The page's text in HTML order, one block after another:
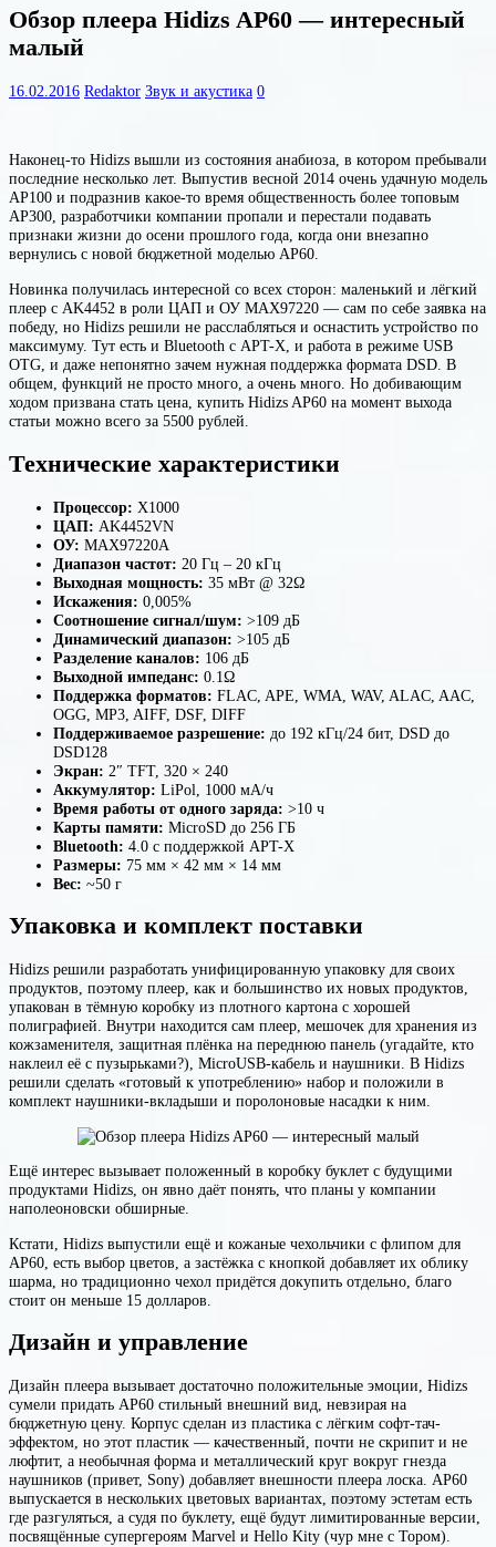
Обзор плеера Hidizs AP60 — интересный
малый
16.02.2016 Redaktor Звук и акустика 0
Наконец-то Hidizs вышли из состояния анабиоза, в котором пребывали
последние несколько лет. Выпустив весной 2014 очень удачную модель
AP100 и подразнив какое-то время общественность более топовым
AP300, разработчики компании пропали и перестали подавать
признаки жизни до осени прошлого года, когда они внезапно
вернулись с новой бюджетной моделью AP60.
Новинка получилась интересной со всех сторон: маленький и лёгкий
плеер с AK4452 в роли ЦАП и ОУ MAX97220 — сам по себе заявка на
победу, но Hidizs решили не расслабляться и оснастить устройство по
максимуму. Тут есть и Bluetooth с APT-X, и работа в режиме USB
OTG, и даже непонятно зачем нужная поддержка формата DSD. В
общем, функций не просто много, а очень много. Но добивающим
ходом призвана стать цена, купить Hidizs AP60 на момент выхода
статьи можно всего за 5500 рублей.
Технические характеристики
Процессор: X1000
ЦАП: AK4452VN
ОУ: MAX97220A
Диапазон частот: 20 Гц – 20 кГц
Выходная мощность: 35 мВт @ 32Ω
Искажения: 0,005%
Соотношение сигнал/шум: >109 дБ
Динамический диапазон: >105 дБ
Разделение каналов: 106 дБ
Выходной импеданс: 0.1Ω
Поддержка форматов: FLAC, APE, WMA, WAV, ALAC, AAC,
OGG, MP3, AIFF, DSF, DIFF
Поддерживаемое разрешение: до 192 кГц/24 бит, DSD до
DSD128
Экран: 2″ TFT, 320 × 240
Аккумулятор: LiPol, 1000 мА/ч
Время работы от одного заряда: >10 ч
Карты памяти: MicroSD до 256 ГБ
Bluetooth: 4.0 с поддержкой APT-X
Размеры: 75 мм × 42 мм × 14 мм
Вес: ~50 г
Упаковка и комплект поставки
Hidizs решили разработать унифицированную упаковку для своих
продуктов, поэтому плеер, как и большинство их новых продуктов,
упакован в тёмную коробку из плотного картона с хорошей
полиграфией. Внутри находится сам плеер, мешочек для хранения из
кожзаменителя, защитная плёнка на переднюю панель (угадайте, кто
наклеил её с пузырьками?), MicroUSB-кабель и наушники. В Hidizs
решили сделать «готовый к употреблению» набор и положили в
комплект наушники-вкладыши и поролоновые насадки к ним.
Ещё интерес вызывает положенный в коробку буклет с будущими
продуктами Hidizs, он явно даёт понять, что планы у компании
наполеоновски обширные.
Кстати, Hidizs выпустили ещё и кожаные чехольчики с флипом для
AP60, есть выбор цветов, а застёжка с кнопкой добавляет их облику
шарма, но традиционно чехол придётся докупить отдельно, благо
стоит он меньше 15 долларов.
Дизайн и управление
Дизайн плеера вызывает достаточно положительные эмоции, Hidizs
сумели придать AP60 стильный внешний вид, невзирая на
бюджетную цену. Корпус сделан из пластика с лёгким софт-тач-
эффектом, но этот пластик — качественный, почти не скрипит и не
люфтит, а необычная форма и металлический круг вокруг гнезда
наушников (привет, Sony) добавляет внешности плеера лоска. AP60
выпускается в нескольких цветовых вариантах, поэтому эстетам есть
где разгуляться, а судя по буклету, ещё будут лимитированные версии,
посвящённые супергероям Marvel и Hello Kity (чур мне с Тором).